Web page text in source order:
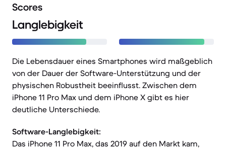
Scores
Langlebigkeit
Die Lebensdauer eines Smartphones wird maßgeblich
von der Dauer der Software-Unterstützung und der
physischen Robustheit beeinflusst. Zwischen dem
iPhone 11 Pro Max und dem iPhone X gibt es hier
deutliche Unterschiede.
Software-Langlebigkeit:
Das iPhone 11 Pro Max, das 2019 auf den Markt kam,